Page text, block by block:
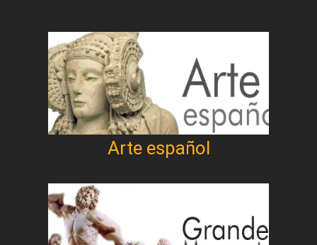
Arte español